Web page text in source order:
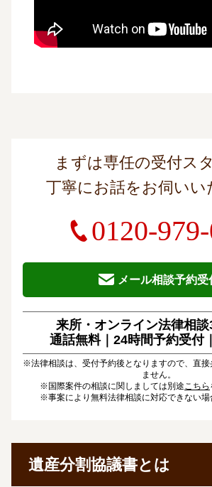
まずは専任の受付ス
丁寧にお話をお伺いい
0120-
メール相談予約受
来所・オンライン法律相
通話無料｜24時間予約受付｜
※法律相談は、受付予約後となりますので、直接
ません。
※国際案件の相談に関しましては別途 こちら
※事案により無料法律相談に対応できない場
遺産分割協議書とは